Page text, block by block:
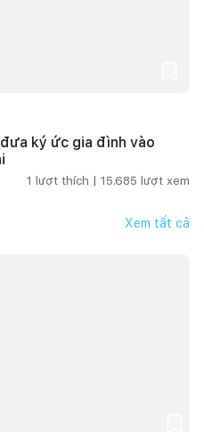
ký ức gia đình vào
1 lượt thích | 15.685 lượt xem
Xem tất cả